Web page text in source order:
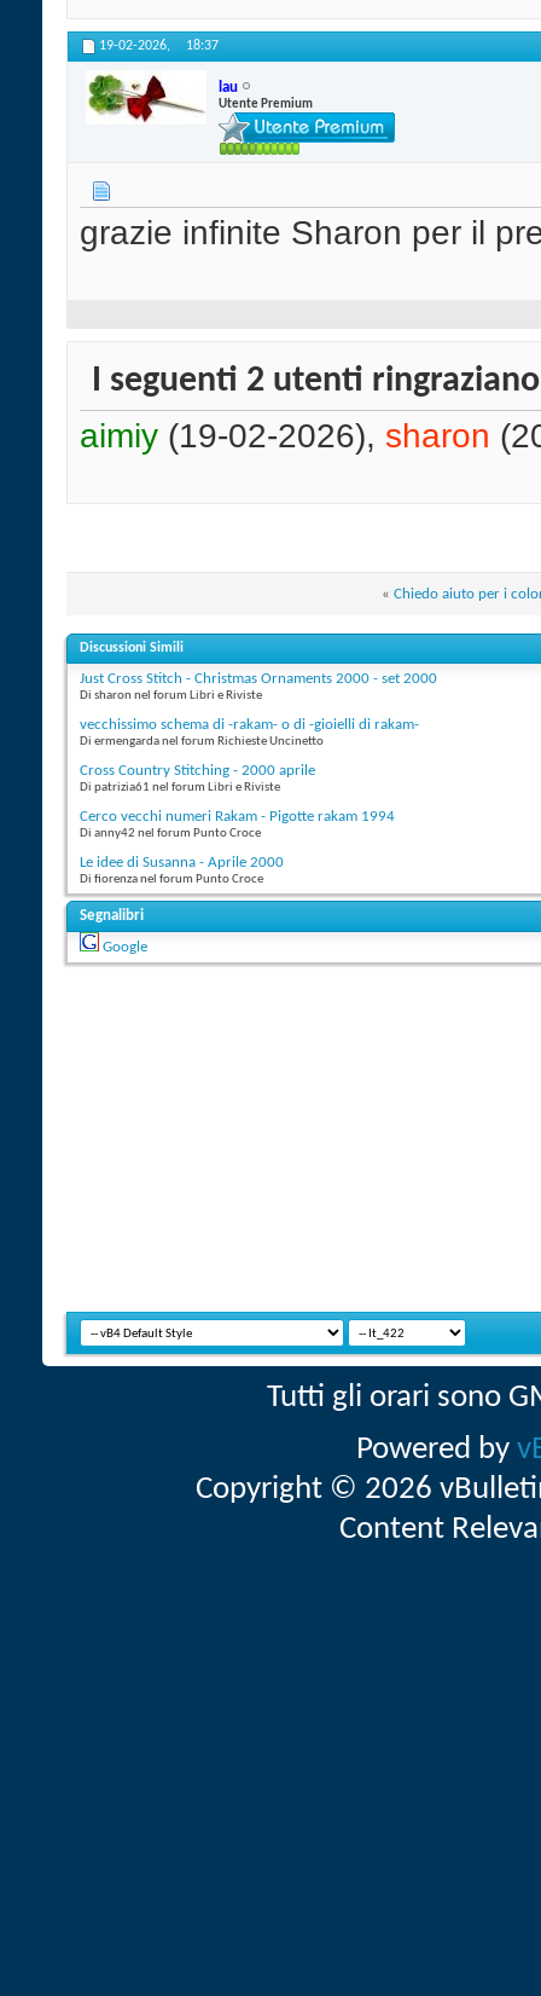
19-02-2026, 18:37
lau
Utente Premium
grazie infinite Sharon per il
I seguenti 2 utenti
aimiy (19-02-2026), sharon
« Chiedo aiuto per i
Discussioni Simili
Just Cross Stitch - Christmas Ornaments 2000 - set 2000
Di sharon nel forum Libri e Riviste
vecchissimo schema di -rakam- o di -gioielli di rakam-
Di ermengarda nel forum Richieste Uncinetto
Cross Country Stitching - 2000 aprile
Di patrizia61 nel forum Libri e Riviste
Cerco vecchi numeri Rakam - Pigotte rakam 1994
Di anny42 nel forum Punto Croce
Le idee di Susanna - Aprile 2000
Di fiorenza nel forum Punto Croce
Segnalibri
Google
Tutti gli orari sono
Powered by
Copyright © 2026
Content